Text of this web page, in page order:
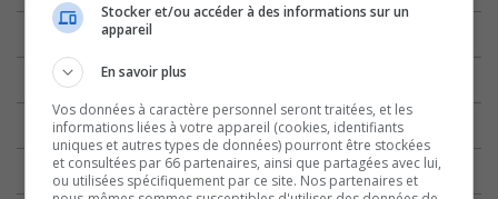
Stocker et/ou accéder à des informations sur un
appareil
En savoir plus
Vos données à caractère personnel seront traitées, et les
informations liées à votre appareil (cookies, identifiants
uniques et autres types de données) pourront être stockées
et consultées par 66 partenaires, ainsi que partagées avec lui,
ou utilisées spécifiquement par ce site. Nos partenaires et